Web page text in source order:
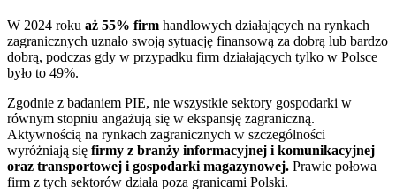
W 2024 roku aż 55% firm handlowych działających na rynkach
zagranicznych uznało swoją sytuację finansową za dobrą lub bardzo
dobrą, podczas gdy w przypadku firm działających tylko w Polsce
było to 49%.
Zgodnie z badaniem PIE, nie wszystkie sektory gospodarki w
równym stopniu angażują się w ekspansję zagraniczną.
Aktywnością na rynkach zagranicznych w szczególności
wyróżniają się firmy z branży informacyjnej i komunikacyjnej
oraz transportowej i gospodarki magazynowej. Prawie połowa
firm z tych sektorów działa poza granicami Polski.